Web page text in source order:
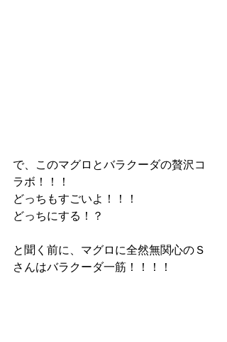
で、このマグロとバラクーダの贅沢コ
ラボ！！！
どっちもすごいよ！！！
どっちにする！？
と聞く前に、マグロに全然無関心のＳ
さんはバラクーダ一筋！！！！